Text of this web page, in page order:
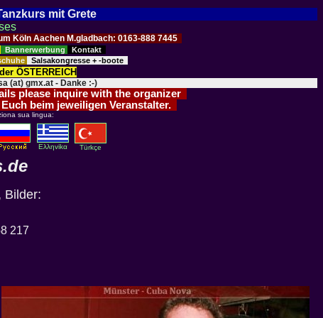
mit Grete
Köln Aachen M.gladbach: 0163-888 7445
Bannerwerbung Kontakt
Salsakongresse + -boote
ÖSTERREICH
(at) gmx.at - Danke :-)
please inquire with the organizer
beim jeweiligen Veranstalter.
sua lingua:
Eλληvikα Türkçe
Bilder:
217